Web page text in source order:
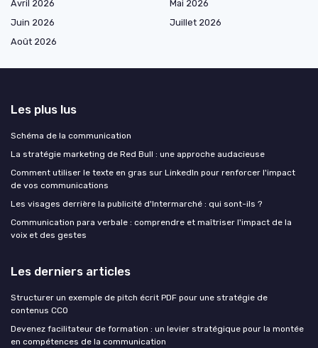
Avril 2026
Mai 2026
Juin 2026
Juillet 2026
Août 2026
Les plus lus
Schéma de la communication
La stratégie marketing de Red Bull : une approche audacieuse
Comment utiliser le texte en gras sur LinkedIn pour renforcer l'impact
de vos communications
Les visages derrière la publicité d'Intermarché : qui sont-ils ?
Communication para verbale : comprendre et maîtriser l'impact de la
voix et des gestes
Les derniers articles
Structurer un exemple de pitch écrit PDF pour une stratégie de
contenus CCO
Devenez facilitateur de formation : un levier stratégique pour la montée
en compétences de la communication